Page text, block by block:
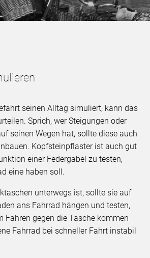
seinen Alltag simuliert, kann das
Sprich, wer Steigungen oder
seinen Wegen hat, sollte diese auch
Kopfsteinpflaster ist auch gut
einer Federgabel zu testen,
eine haben soll.
unterwegs ist, sollte sie auf
ans Fahrrad hängen und testen,
Fahren gegen die Tasche kommen
Fahrrad bei schneller Fahrt instabil